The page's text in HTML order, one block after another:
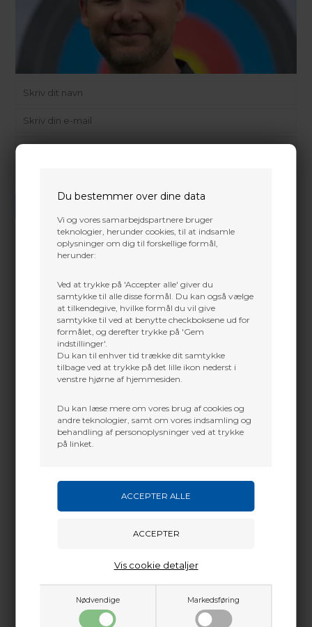
Du bestemmer over dine data
Vi og vores samarbejdspartnere bruger
teknologier, herunder cookies, til at indsamle
oplysninger om dig til forskellige formål,
herunder:
Ved at trykke på 'Accepter alle' giver du
samtykke til alle disse formål. Du kan også vælge
at tilkendegive, hvilke formål du vil give
samtykke til ved at benytte checkboksene ud for
formålet, og derefter trykke på 'Gem
indstillinger'.
Du kan til enhver tid trække dit samtykke
tilbage ved at trykke på det lille ikon nederst i
venstre hjørne af hjemmesiden.
Du kan læse mere om vores brug af cookies og
andre teknologier, samt om vores indsamling og
behandling af personoplysninger ved at trykke
på linket.
Nødvendige Markedsføring
Vis cookie detaljer
Martin Damsbo
Sjælland
+45 2751 3356
martin@baldurs-archery.dk
+45 9718 3356
Mere info
Passer til Mathews Crosscentric cam.
Passer IKKE til Halon-X